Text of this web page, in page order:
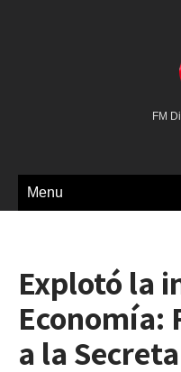
FM
Menu
Explotó la
Economía:
a la